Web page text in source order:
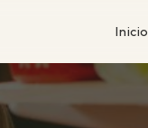
Inicio